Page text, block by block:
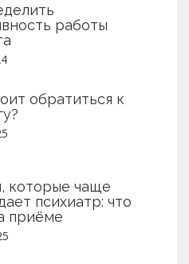
работы
обратиться к
которые чаще
психиатр: что
приёме